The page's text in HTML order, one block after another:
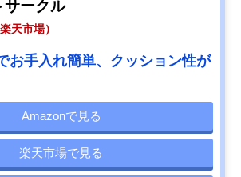
ークル
天市場）
お手入れ簡単、クッション性が
Amazonで見る
楽天市場で見る